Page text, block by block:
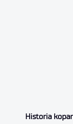
Historia